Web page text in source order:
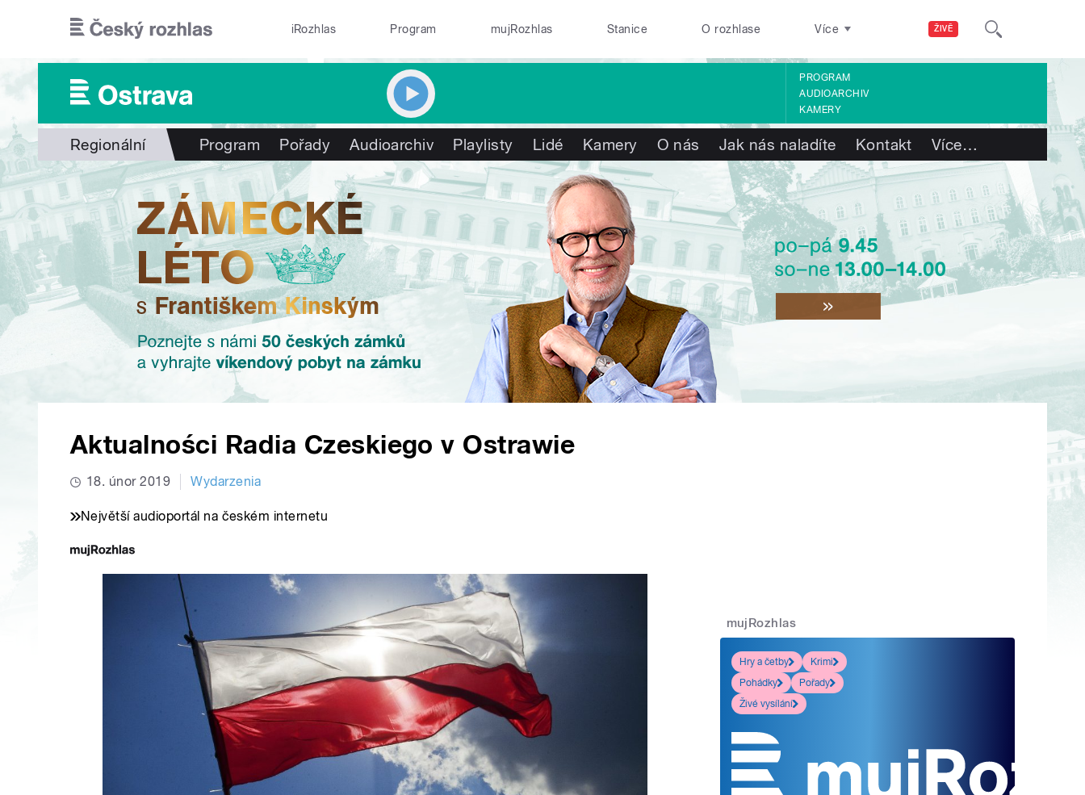
ŽIVĚ
iRozhlas Program mujRozhlas Stanice O rozhlase Více
PROGRAM
AUDIOARCHIV
KAMERY
Regionální Program Pořady Audioarchiv Playlisty Lidé Kamery O nás Jak nás naladíte Kontakt Více…
Aktualności Radia Czeskiego v Ostrawie
18. únor 2019 Wydarzenia
Největší audioportál na českém internetu
mujRozhlas
Hry a četby
Krimi
Pohádky
Pořady
Živé vysílání